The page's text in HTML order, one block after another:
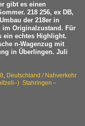
gibt es einen
218 256, ex DB,
der 218er in
im Originalzustand. Für
ein echtes Highlight.
n-Wagenzug mit
in Überlingen. Juli
, Deutschland / Nahverkehr
Stahringen –